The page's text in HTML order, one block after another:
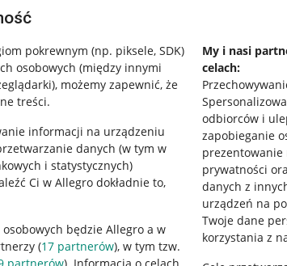
pokrewnym (np. piksele, SDK)
osobowych (między innymi
, możemy zapewnić, że
treści.
informacji na urządzeniu
danych (w tym w
i statystycznych)
Ci w Allegro dokładnie to,
będzie Allegro a w
(17 partnerów), w tym tzw.
My i nasi
celach:
odbiorców i
zapobieganie
prywatności
danych z
urządzeń na
Twoje dane
korzystania z
Regulamin